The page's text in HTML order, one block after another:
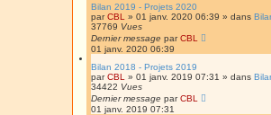
Bilan 2019 - Projets 2020
parCBL » 01 janv. 2020 06:39 » dans
37769 Vues
Dernier message parCBL
01 janv. 2020 06:39
Bilan 2018 - Projets 2019
parCBL » 01 janv. 2019 07:31 » dans
34422 Vues
Dernier message parCBL
01 janv. 2019 07:31